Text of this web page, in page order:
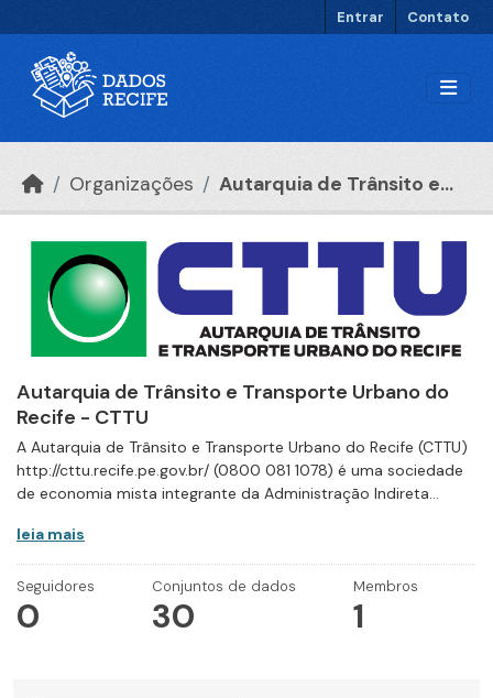
Entrar Contato
Organizações Autarquia de Trânsito e...
Autarquia de Trânsito e Transporte Urbano do
Recife - CTTU
A Autarquia de Trânsito e Transporte Urbano do Recife (CTTU)
http://cttu.recife.pe.gov.br/ (0800 081 1078) é uma sociedade
de economia mista integrante da Administração Indireta...
leia mais
Seguidores
0
Conjuntos de dados
30
Membros
1